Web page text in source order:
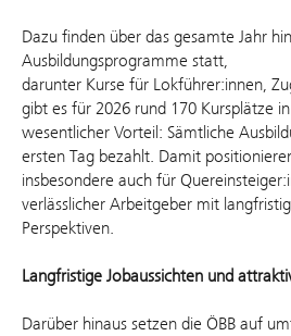
Dazu finden über das gesamte Jahr
Ausbildungsprogramme statt,
darunter Kurse für Lokführer:innen,
gibt es für 2026 rund 170 Kursplätze
wesentlicher Vorteil: Sämtliche
ersten Tag bezahlt. Damit
insbesondere auch für
verlässlicher Arbeitgeber mit
Perspektiven.
Langfristige Jobaussichten und
Darüber hinaus setzen die ÖBB auf